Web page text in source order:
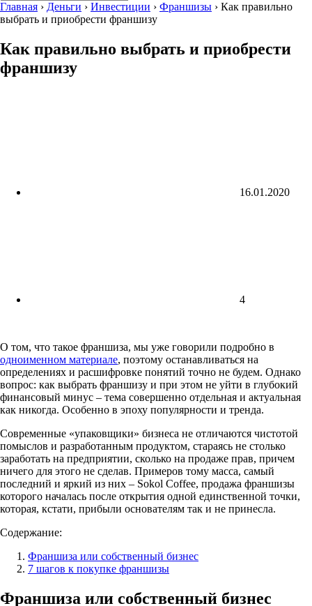
Главная › Деньги › Инвестиции › Франшизы › Как правильно
выбрать и приобрести франшизу
Как правильно выбрать и приобрести
франшизу
16.01.2020
4
О том, что такое франшиза, мы уже говорили подробно в
одноименном материале, поэтому останавливаться на
определениях и расшифровке понятий точно не будем. Однако
вопрос: как выбрать франшизу и при этом не уйти в глубокий
финансовый минус – тема совершенно отдельная и актуальная
как никогда. Особенно в эпоху популярности и тренда.
Современные «упаковщики» бизнеса не отличаются чистотой
помыслов и разработанным продуктом, стараясь не столько
заработать на предприятии, сколько на продаже прав, причем
ничего для этого не сделав. Примеров тому масса, самый
последний и яркий из них – Sokol Coffee, продажа франшизы
которого началась после открытия одной единственной точки,
которая, кстати, прибыли основателям так и не принесла.
Содержание:
Франшиза или собственный бизнес
7 шагов к покупке франшизы
Франшиза или собственный бизнес